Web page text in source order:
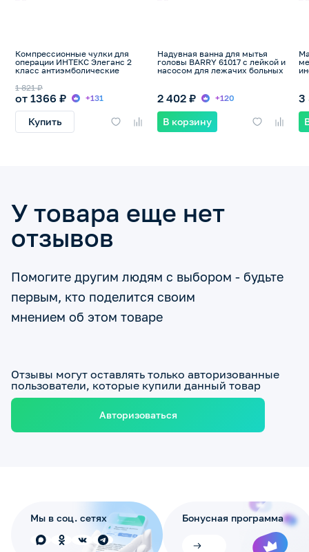
Компрессионные чулки для
операции ИНТЕКС Элеганс 2
класс антиэмболические
от 1366 ₽
1 821 ₽
+131
Купить
Надувная ванна для мытья
головы BARRY 61017 с лейкой и
насосом для лежачих больных
2 402 ₽ +120
В корзину
3
У товара еще нет
отзывов
Помогите другим людям с выбором - будьте
первым, кто поделится своим
мнением об этом товаре
Отзывы могут оставлять только авторизованные
пользователи, которые купили данный товар
Авторизоваться
Мы в соц. сетях Бонусная программа